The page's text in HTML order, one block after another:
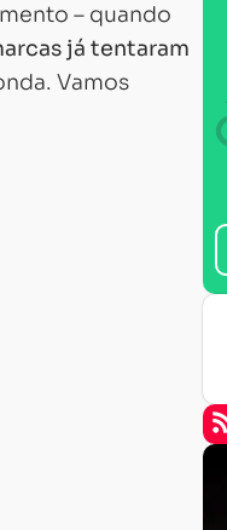
– quando
já tentaram
Vamos